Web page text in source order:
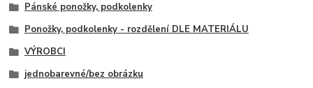
Pánské ponožky, podkolenky
Ponožky, podkolenky - rozdělení DLE MATERIÁLU
VÝROBCI
jednobarevné/bez obrázku